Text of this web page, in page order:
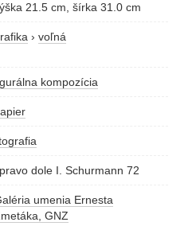
21.5 cm, šírka 31.0 cm
› voľná
kompozícia
dole I. Schurmann 72
umenia Ernesta
GNZ